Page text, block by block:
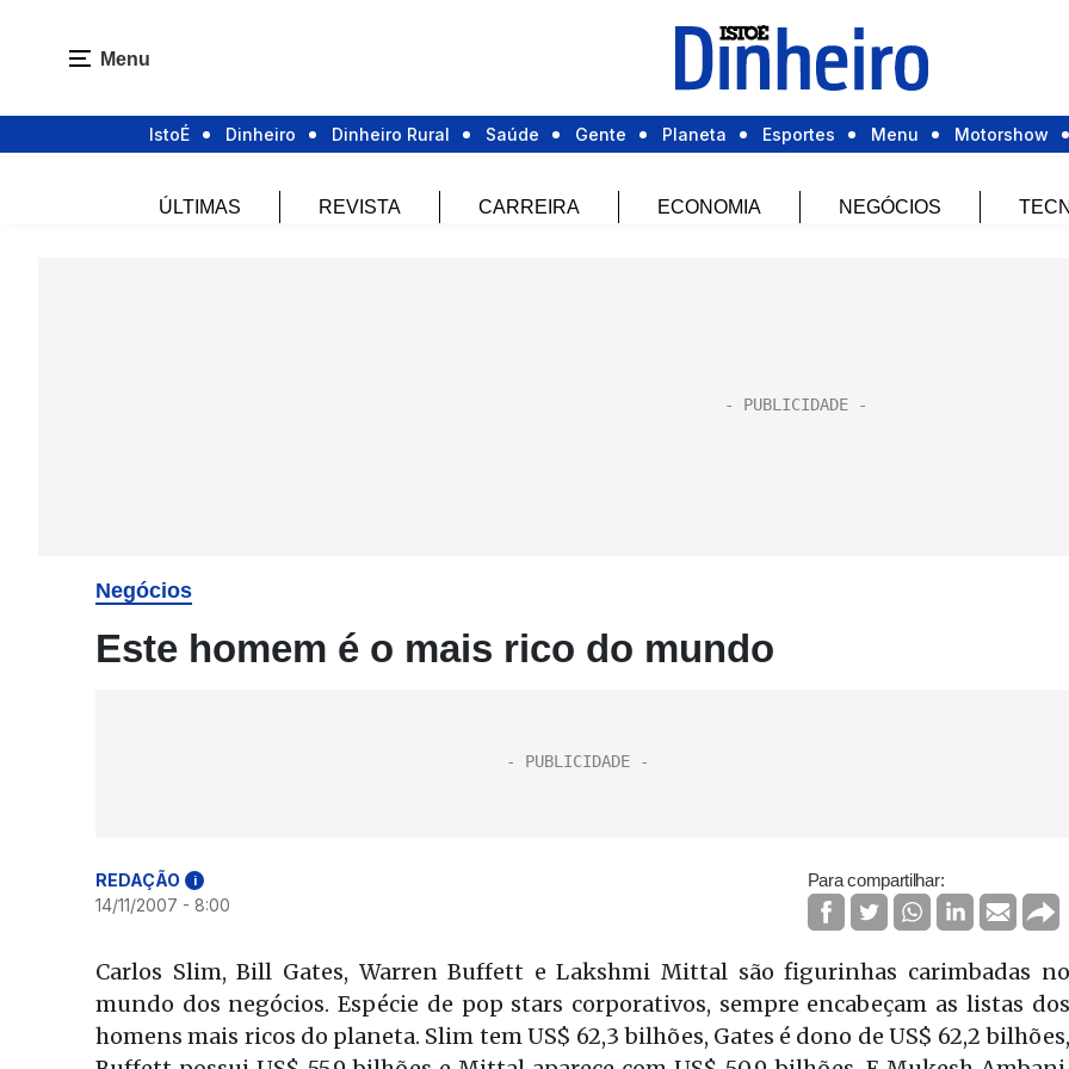
Menu
IstoÉ Dinheiro Dinheiro Rural Saúde Gente Planeta Esportes Menu Motorshow
ÚLTIMAS REVISTA CARREIRA ECONOMIA NEGÓCIOS
Negócios
Este homem é o mais rico do mundo
REDAÇÃO i
14/11/2007 - 8:00
Para compartilhar:
Carlos Slim, Bill Gates, Warren Buffett e Lakshmi Mittal são figurinhas carimbadas no
mundo dos negócios. Espécie de pop stars corporativos, sempre encabeçam as listas dos
homens mais ricos do planeta. Slim tem US$ 62,3 bilhões, Gates é dono de US$ 62,2 bilhões,